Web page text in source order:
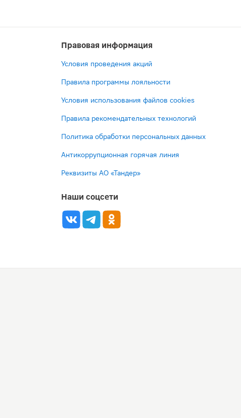
Правовая информация
Условия проведения акций
Правила программы лояльности
Условия использования файлов cookies
Правила рекомендательных технологий
Политика обработки персональных данных
Антикоррупционная горячая линия
Реквизиты АО «Тандер»
Наши соцсети